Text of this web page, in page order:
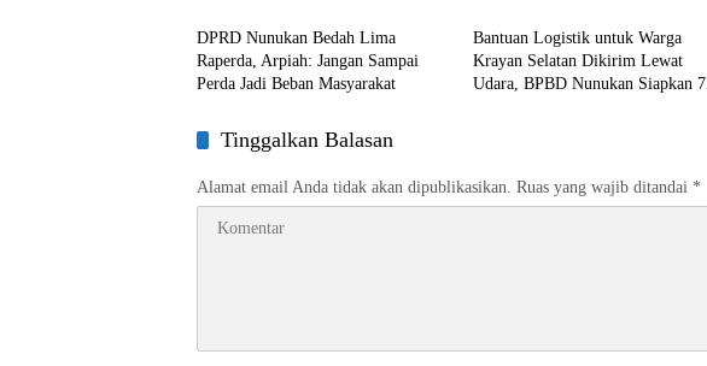
DPRD Nunukan Bedah Lima
Raperda, Arpiah: Jangan Sampai
Perda Jadi Beban Masyarakat
Bantuan Logistik untuk Warga
Krayan Selatan Dikirim Lewat
Udara, BPBD Nunukan Siapkan 7
Tinggalkan Balasan
Alamat email Anda tidak akan dipublikasikan. Ruas yang wajib ditandai *